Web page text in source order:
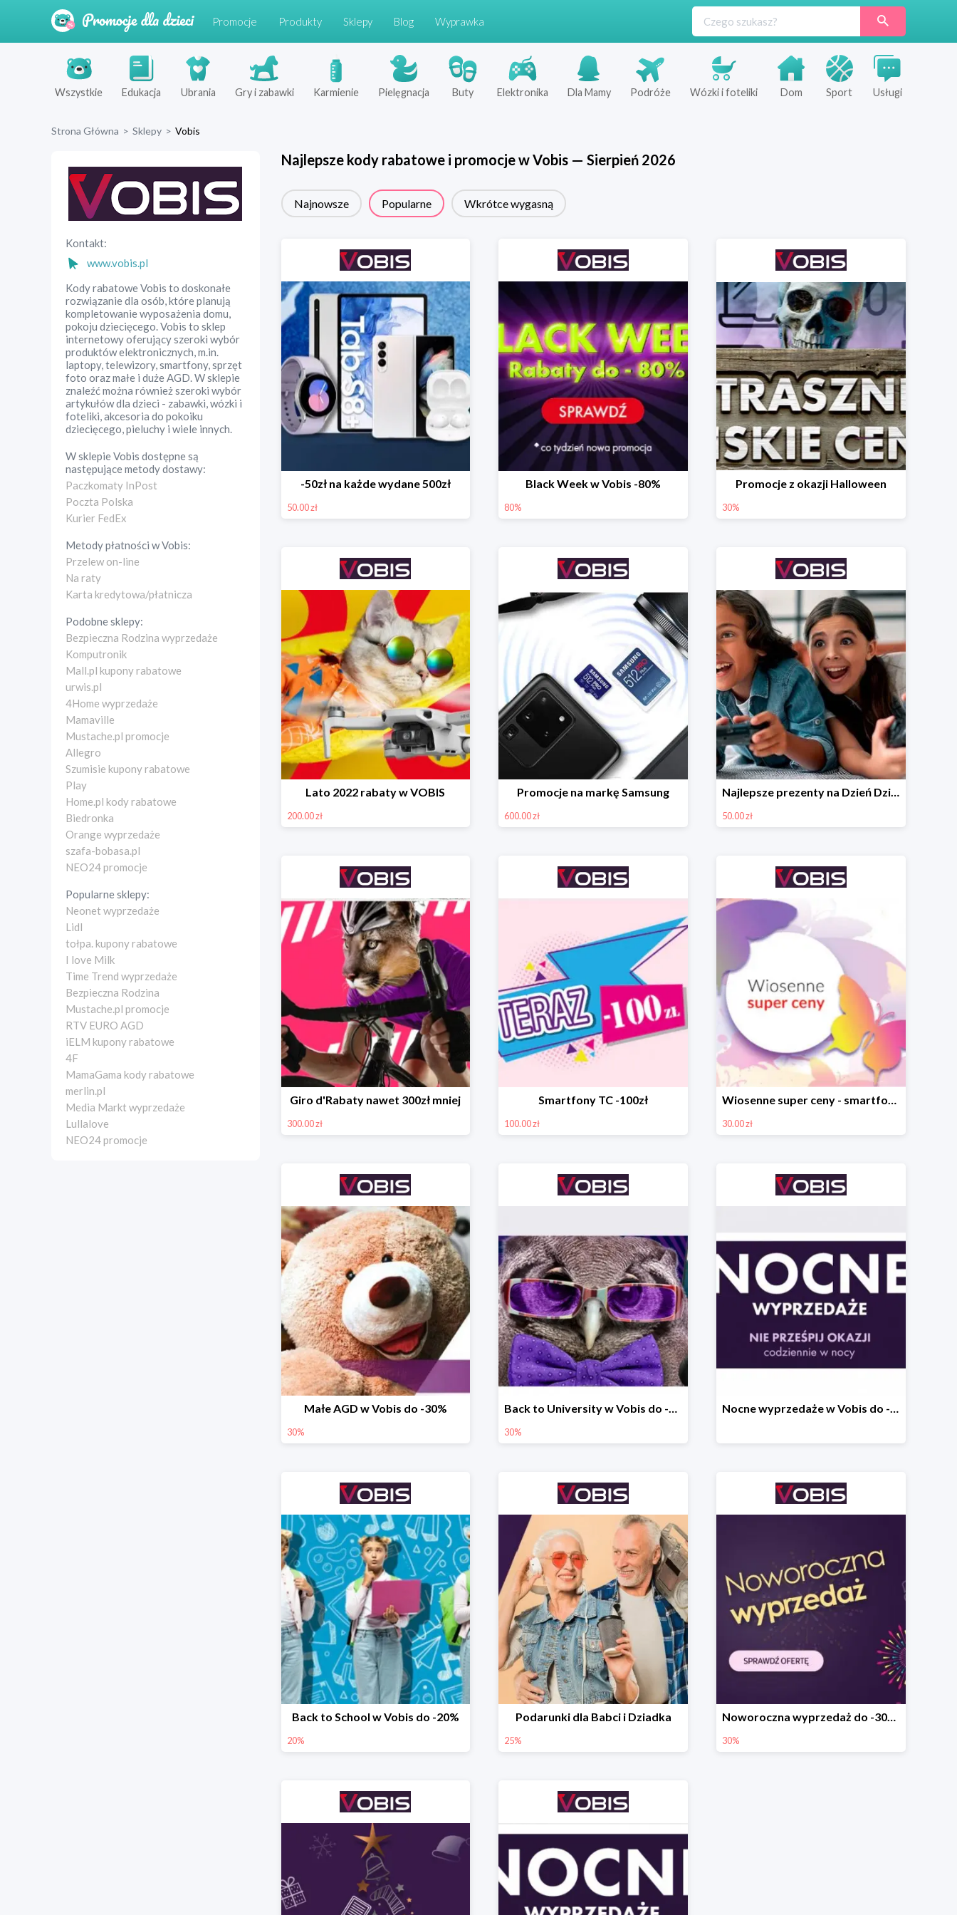
Promocje Produkty Sklepy Blog Wyprawka
Wszystkie Edukacja Ubrania Gry i zabawki Karmienie Pielęgnacja Buty Elektronika Dla Mamy Podróże Wózki i foteliki Dom Sport Usługi
Strona Główna > Sklepy > Vobis
Kontakt:
www.vobis.pl
Kody rabatowe Vobis to doskonałe
rozwiązanie dla osób, które planują
kompletowanie wyposażenia domu,
pokoju dziecięcego. Vobis to sklep
internetowy oferujący szeroki wybór
produktów elektronicznych, m.in.
laptopy, telewizory, smartfony, sprzęt
foto oraz małe i duże AGD. W sklepie
znaleźć można również szeroki wybór
artykułów dla dzieci - zabawki, wózki i
foteliki, akcesoria do pokoiku
dziecięcego, pieluchy i wiele innych.
W sklepieVobis dostępne są
następujące metody dostawy:
Paczkomaty InPost
Poczta Polska
Kurier FedEx
Metody płatności wVobis:
Przelew on-line
Na raty
Karta kredytowa/płatnicza
Podobne sklepy:
Bezpieczna Rodzina wyprzedaże
Komputronik
Mall.pl kupony rabatowe
urwis.pl
4Home wyprzedaże
Mamaville
Mustache.pl promocje
Allegro
Szumisie kupony rabatowe
Play
Home.pl kody rabatowe
Biedronka
Orange wyprzedaże
szafa-bobasa.pl
NEO24 promocje
Popularne sklepy:
Neonet wyprzedaże
Lidl
tołpa. kupony rabatowe
I love Milk
Time Trend wyprzedaże
Bezpieczna Rodzina
Mustache.pl promocje
RTV EURO AGD
iELM kupony rabatowe
4F
MamaGama kody rabatowe
merlin.pl
Media Markt wyprzedaże
Lullalove
NEO24 promocje
Najlepsze kody rabatowe i promocje wVobis— Sierpień 2026
Najnowsze Popularne Wkrótce wygasną
-50zł na każde wydane 500zł
50.00 zł
Black Week w Vobis -80%
80%
Promocje z okazji Halloween
30%
Lato 2022 rabaty w VOBIS
200.00 zł
Promocje na markę Samsung
600.00 zł
Najlepsze prezenty na Dzień Dziecka w VOBIS
50.00 zł
Giro d'Rabaty nawet 300zł mniej
300.00 zł
Smartfony TC -100zł
100.00 zł
Wiosenne super ceny - smartfony TCL w Vobis do -30 zł
30.00 zł
Małe AGD w Vobis do -30%
30%
Back to University w Vobis do -30%
30%
Nocne wyprzedaże w Vobis do -40% - codziennie od 19:00 do 6:00
Back to School w Vobis do -20%
20%
Podarunki dla Babci i Dziadka
25%
Noworoczna wyprzedaż do -30% w Vobis
30%